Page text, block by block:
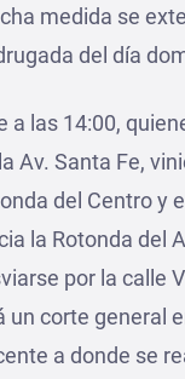
medida se
del día
a las 14:00,
Av. Santa Fe,
del Centro y
la Rotonda del
por la calle
un corte general
a donde se